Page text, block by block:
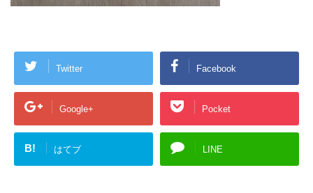
Twitter Facebook
Google+ Pocket
B! はてブ LINE